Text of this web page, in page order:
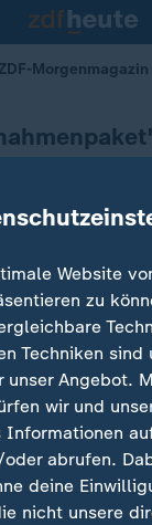
ZDF-Morgenmagazin
Website
zu
Techniken sind
Angebot.
wir und
Informationen
abrufen.
deine
nicht unsere